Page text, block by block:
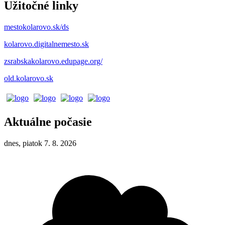
Užitočné linky
mestokolarovo.sk/ds
kolarovo.digitalnemesto.sk
zsrabskakolarovo.edupage.org/
old.kolarovo.sk
Aktuálne počasie
dnes, piatok 7. 8. 2026